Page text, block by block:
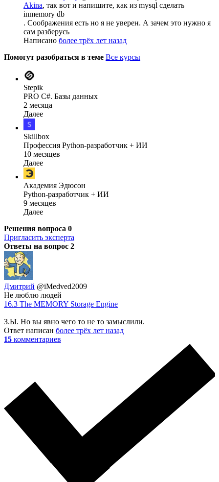
Akina, так вот и напишите, как из mysql сделать
inmemory db
. Соображения есть но я не уверен. А зачем это нужно я
сам разберусь
Написано более трёх лет назад
Помогут разобраться в теме Все курсы
Stepik
PRO C#. Базы данных
2 месяца
Далее
Skillbox
Профессия Python-разработчик + ИИ
10 месяцев
Далее
Академия Эдюсон
Python-разработчик + ИИ
9 месяцев
Далее
Решения вопроса 0
Пригласить эксперта
Ответы на вопрос 2
Дмитрий @iMedved2009
Не люблю людей
16.3 The MEMORY Storage Engine
З.Ы. Но вы явно чего то не то замыслили.
Ответ написан более трёх лет назад
15 комментариев